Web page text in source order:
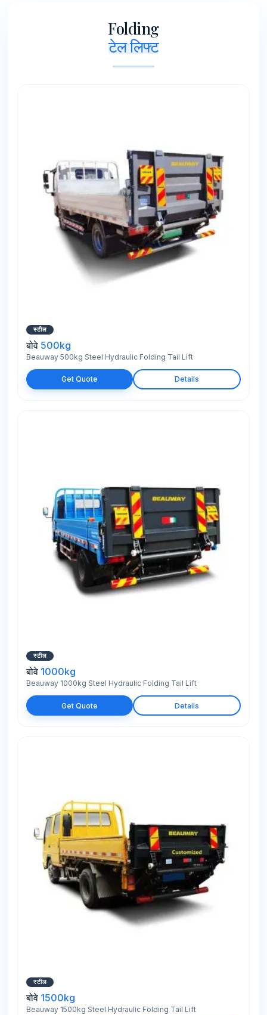
Folding
टेल लिफ्ट
स्टील
बोवे 500kg
Beauway 500kg Steel Hydraulic Folding Tail Lift
Get Quote Details
स्टील
बोवे 1000kg
Beauway 1000kg Steel Hydraulic Folding Tail Lift
Get Quote Details
स्टील
बोवे 1500kg
Beauway 1500kg Steel Hydraulic Folding Tail Lift